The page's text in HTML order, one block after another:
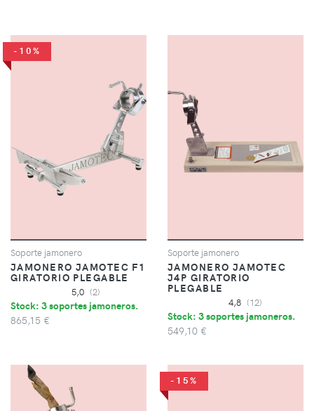
-10%
Soporte jamonero
JAMONERO JAMOTEC F1
GIRATORIO PLEGABLE
5,0 (2)
Stock: 3 soportes jamoneros.
865,15 €
Soporte jamonero
JAMONERO JAMOTEC
J4P GIRATORIO
PLEGABLE
4,8 (12)
Stock: 3 soportes jamoneros.
549,10 €
-15%